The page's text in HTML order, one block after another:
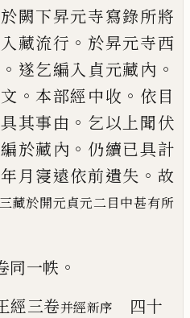
於闕下昇元寺寫錄所將
藏流行 。 於昇元寺西
。 遂乞編入貞元藏內 。
。本部經中收 。 依目
具其事由 。 乞以上聞伏
於藏內 。 仍續已具計
月寖遠依前遺失 。 故
藏於開元貞元二目中甚有所
同一帙 。
經三卷并經新序
四十